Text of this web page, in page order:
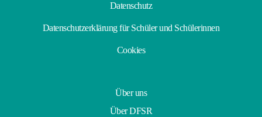
Datenschutz
Datenschutzerklärung für Schüler und Schülerinnen
Cookies
Über uns
Über DFSR